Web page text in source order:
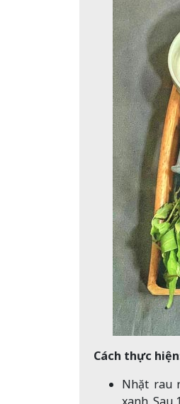
Cách thực
Nhặt rau
xanh. Sau